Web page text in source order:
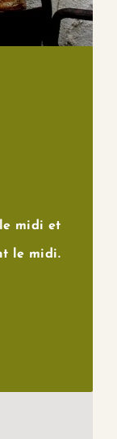
midi et
le midi.